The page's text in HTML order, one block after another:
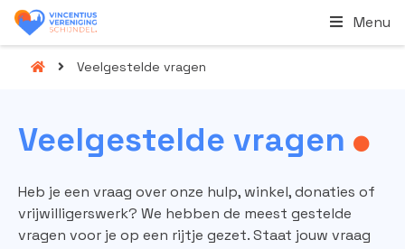
Menu
Veelgestelde vragen
Veelgestelde vragen
Heb je een vraag over onze hulp, winkel, donaties of
vrijwilligerswerk? We hebben de meest gestelde
vragen voor je op een rijtje gezet. Staat jouw vraag